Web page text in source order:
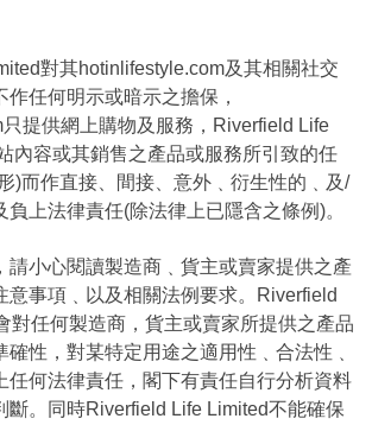
對其hotinlifestyle.com及其相關社交
任何明示或暗示之擔保，
提供網上購物及服務，Riverfield Life
內容或其銷售之產品或服務所引致的任
)而作直接、間接、意外﹑衍生性的﹑及/
上法律責任(除法律上已隱含之條例)。
請小心閱讀製造商﹑貨主或賣家提供之產
意事項﹑以及相關法例要求。Riverfield
對任何製造商，貨主或賣家所提供之產品
性，對某特定用途之適用性﹑合法性﹑
任何法律責任，閣下有責任自行分析資料
斷。同時Riverfield Life Limited不能確保